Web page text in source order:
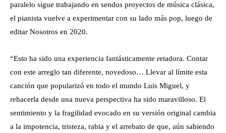
paralelo sigue trabajando en sendos proyectos de música clásica,
el pianista vuelve a experimentar con su lado más pop, luego de
editar Nosotros en 2020.
“Esto ha sido una experiencia fantásticamente retadora. Contar
con este arreglo tan diferente, novedoso… Llevar al límite esta
canción que popularizó en todo el mundo Luis Miguel, y
rehacerla desde una nueva perspectiva ha sido maravilloso. El
sentimiento y la fragilidad evocado en su versión original cambia
a la impotencia, tristeza, rabia y el arrebato de que, aún sabiendo